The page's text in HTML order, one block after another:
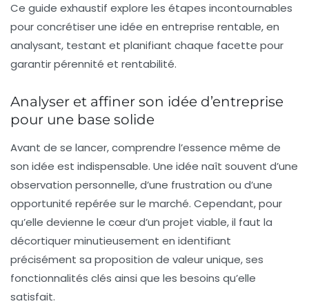
Ce guide exhaustif explore les étapes incontournables
pour concrétiser une idée en entreprise rentable, en
analysant, testant et planifiant chaque facette pour
garantir pérennité et rentabilité.
Analyser et affiner son idée d’entreprise
pour une base solide
Avant de se lancer, comprendre l’essence même de
son idée est indispensable. Une idée naît souvent d’une
observation personnelle, d’une frustration ou d’une
opportunité repérée sur le marché. Cependant, pour
qu’elle devienne le cœur d’un projet viable, il faut la
décortiquer minutieusement en identifiant
précisément sa proposition de valeur unique, ses
fonctionnalités clés ainsi que les besoins qu’elle
satisfait.